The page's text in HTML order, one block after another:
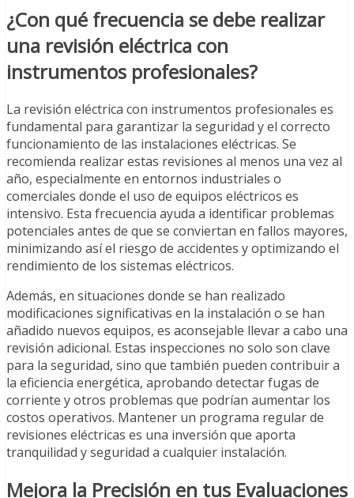
¿Con qué frecuencia se debe realizar
una revisión eléctrica con
instrumentos profesionales?
La revisión eléctrica con instrumentos profesionales es
fundamental para garantizar la seguridad y el correcto
funcionamiento de las instalaciones eléctricas. Se
recomienda realizar estas revisiones al menos una vez al
año, especialmente en entornos industriales o
comerciales donde el uso de equipos eléctricos es
intensivo. Esta frecuencia ayuda a identificar problemas
potenciales antes de que se conviertan en fallos mayores,
minimizando así el riesgo de accidentes y optimizando el
rendimiento de los sistemas eléctricos.
Además, en situaciones donde se han realizado
modificaciones significativas en la instalación o se han
añadido nuevos equipos, es aconsejable llevar a cabo una
revisión adicional. Estas inspecciones no solo son clave
para la seguridad, sino que también pueden contribuir a
la eficiencia energética, aprobando detectar fugas de
corriente y otros problemas que podrían aumentar los
costos operativos. Mantener un programa regular de
revisiones eléctricas es una inversión que aporta
tranquilidad y seguridad a cualquier instalación.
Mejora la Precisión en tus Evaluaciones